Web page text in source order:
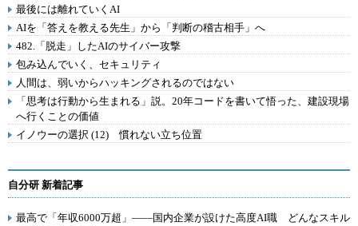
最後には離れていくAI
AIを「答えを教える先生」から「判断の稽古相手」へ
482.「脱走」したAIのサイバー攻撃
包み込んでいく、セキュリティ
人間は、弱いからハッキングされるのではない
「思考は行動から生まれる」説。20年コードを書いて悟った、建設現場
へ行くことの価値
イノウーの選択 (12) 慣れない立ち位置
自分研 新着記事
最高で「年収6000万超」――国内企業が設けた高度AI職 どんなスキル